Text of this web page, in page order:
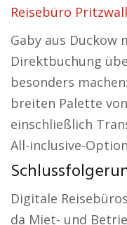
Reisebüro
Gaby aus Duckow
Direktbuchung
besonders
breiten Palette
einschließlich
All-inclusive-
Digitale
da Miet- und